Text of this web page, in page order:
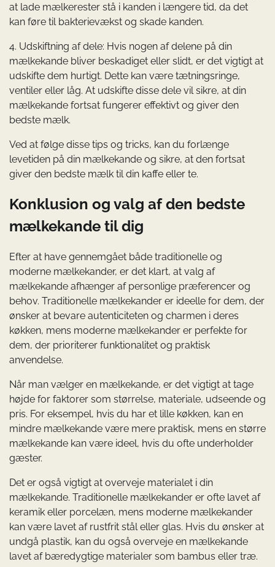
at lade mælkerester stå i kanden i længere tid, da det
kan føre til bakterievækst og skade kanden.
4. Udskiftning af dele: Hvis nogen af delene på din
mælkekande bliver beskadiget eller slidt, er det vigtigt at
udskifte dem hurtigt. Dette kan være tætningsringe,
ventiler eller låg. At udskifte disse dele vil sikre, at din
mælkekande fortsat fungerer effektivt og giver den
bedste mælk.
Ved at følge disse tips og tricks, kan du forlænge
levetiden på din mælkekande og sikre, at den fortsat
giver den bedste mælk til din kaffe eller te.
Konklusion og valg af den bedste
mælkekande til dig
Efter at have gennemgået både traditionelle og
moderne mælkekander, er det klart, at valg af
mælkekande afhænger af personlige præferencer og
behov. Traditionelle mælkekander er ideelle for dem, der
ønsker at bevare autenticiteten og charmen i deres
køkken, mens moderne mælkekander er perfekte for
dem, der prioriterer funktionalitet og praktisk
anvendelse.
Når man vælger en mælkekande, er det vigtigt at tage
højde for faktorer som størrelse, materiale, udseende og
pris. For eksempel, hvis du har et lille køkken, kan en
mindre mælkekande være mere praktisk, mens en større
mælkekande kan være ideel, hvis du ofte underholder
gæster.
Det er også vigtigt at overveje materialet i din
mælkekande. Traditionelle mælkekander er ofte lavet af
keramik eller porcelæn, mens moderne mælkekander
kan være lavet af rustfrit stål eller glas. Hvis du ønsker at
undgå plastik, kan du også overveje en mælkekande
lavet af bæredygtige materialer som bambus eller træ.